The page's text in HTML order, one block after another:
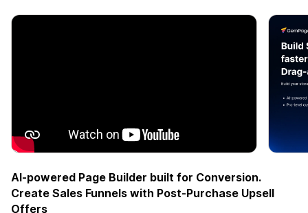
AI-powered Page Builder built for Conversion.
Create Sales Funnels with Post-Purchase Upsell
Offers